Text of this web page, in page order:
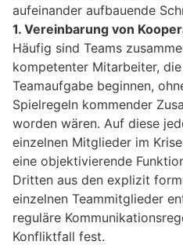
aufeinander aufbauende
1. Vereinbarung von
Häufig sind Teams
kompetenter Mitarbeiter,
Teamaufgabe beginnen,
Spielregeln kommender
worden wären. Auf diese
einzelnen Mitglieder im
eine objektivierende
Dritten aus den explizit
einzelnen Teammitglieder
reguläre
Konfliktfall fest.